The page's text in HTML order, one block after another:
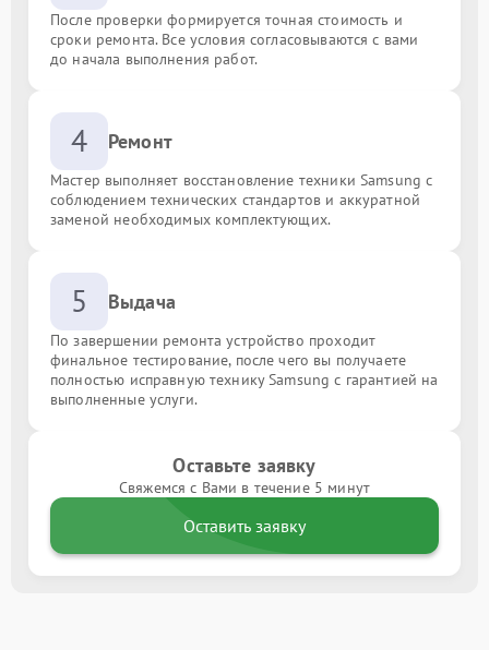
После проверки формируется точная стоимость и
сроки ремонта. Все условия согласовываются с вами
до начала выполнения работ.
4 Ремонт
Мастер выполняет восстановление техники Samsung с
соблюдением технических стандартов и аккуратной
заменой необходимых комплектующих.
5 Выдача
По завершении ремонта устройство проходит
финальное тестирование, после чего вы получаете
полностью исправную технику Samsung с гарантией на
выполненные услуги.
Оставьте заявку
Свяжемся с Вами в течение 5 минут
Оставить заявку